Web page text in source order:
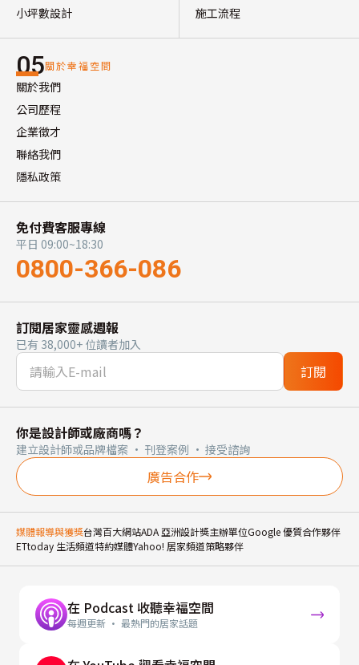
小坪數設計
施工流程
05關於幸福空間
關於我們
公司歷程
企業徵才
聯絡我們
隱私政策
免付費客服專線
平日 09:00~18:30
0800-366-086
訂閱居家靈感週報
已有 38,000+ 位讀者加入
訂閱
你是設計師或廠商嗎？
建立設計師或品牌檔案 · 刊登案例 · 接受諮詢
廣告合作
媒體報導與獲獎台灣百大網站ADA 亞洲設計獎主辦單位Google 優質合作夥伴
ETtoday 生活頻道特約媒體Yahoo! 居家頻道策略夥伴
在 Podcast 收聽幸福空間
每週更新 · 最熱門的居家話題